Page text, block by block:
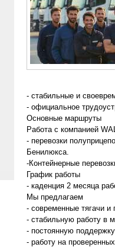
- стабильные и
- официальное
Основные маршруты
Работа с компанией
- перевозки
Бенилюкса.
-Контейнерные
График работы
- каденция 2 месяца
Мы предлагаем
- современные тягачи и
- стабильную работу в
- постоянную
- работу на